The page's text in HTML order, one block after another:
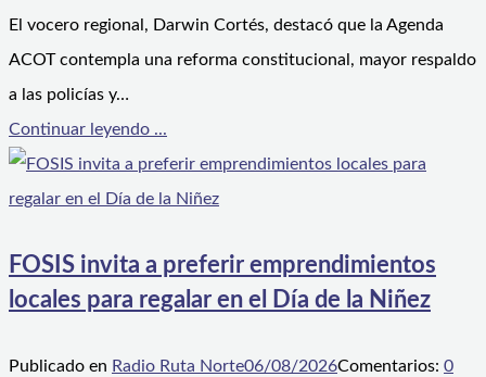
El vocero regional, Darwin Cortés, destacó que la Agenda
ACOT contempla una reforma constitucional, mayor respaldo
a las policías y…
Continuar leyendo ...
FOSIS invita a preferir emprendimientos
locales para regalar en el Día de la Niñez
Publicado en Radio Ruta Norte06/08/2026Comentarios: 0